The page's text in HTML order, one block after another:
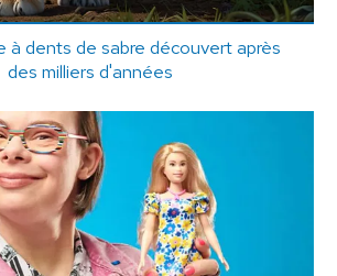
à dents de sabre découvert après
des milliers d'années